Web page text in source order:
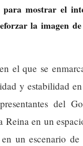
mostrar el
la imagen
el que se
y estabilidad
del
Reina en un
un escenario